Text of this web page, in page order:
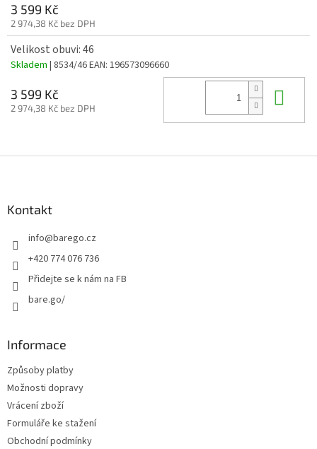
3 599 Kč
2 974,38 Kč bez DPH
Velikost obuvi: 46
Skladem | 8534/46EAN: 196573096660
3 599 Kč
2 974,38 Kč bez DPH
Kontakt
info@barego.cz
+420 774 076 736
Přidejte se k nám na FB
bare.go/
Informace
Způsoby platby
Možnosti dopravy
Vrácení zboží
Formuláře ke stažení
Obchodní podmínky